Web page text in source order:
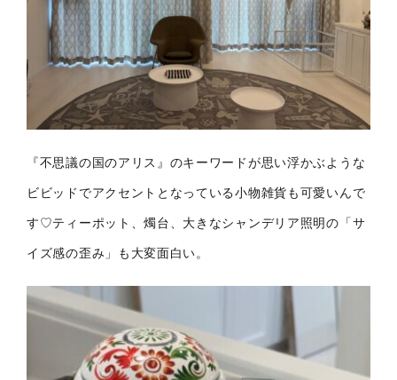
『不思議の国のアリス』のキーワードが思い浮かぶような
ビビッドでアクセントとなっている小物雑貨も可愛いんで
す♡ティーポット、燭台、大きなシャンデリア照明の「サ
イズ感の歪み」も大変面白い。